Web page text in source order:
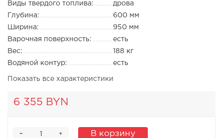
Виды твердого топлива:
дрова
Глубина:
600 мм
Ширина:
950 мм
Варочная поверхность:
есть
Вес:
188 кг
Водяной контур:
есть
Показать все характеристики
6 355 BYN
+
- В корзину